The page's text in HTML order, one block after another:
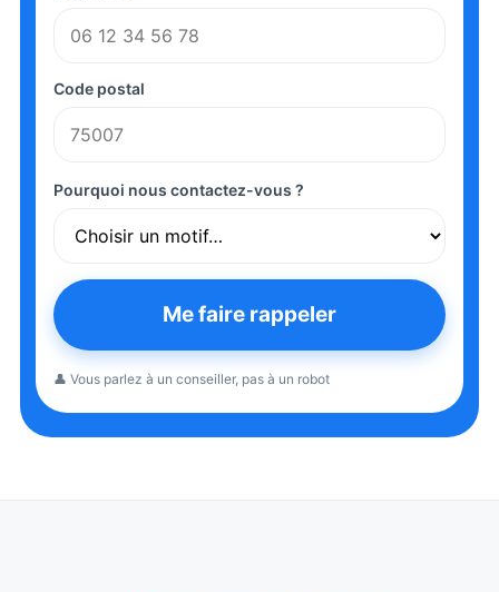
Code postal
Pourquoi nous contactez-vous ?
Me faire rappeler
👤 Vous parlez à un conseiller, pas à un robot